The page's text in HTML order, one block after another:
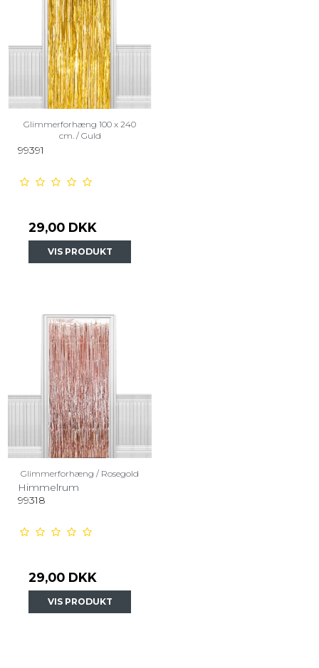
Glimmerforhæng 100 x 240
cm. / Guld
99391
29,00 DKK
VIS PRODUKT
Glimmerforhæng / Rosegold
Himmelrum
99318
29,00 DKK
VIS PRODUKT